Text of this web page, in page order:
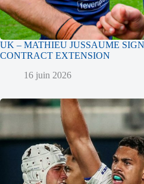
UK – MATHIEU JUSSAUME
CONTRACT EXTENSION
16 juin 2026